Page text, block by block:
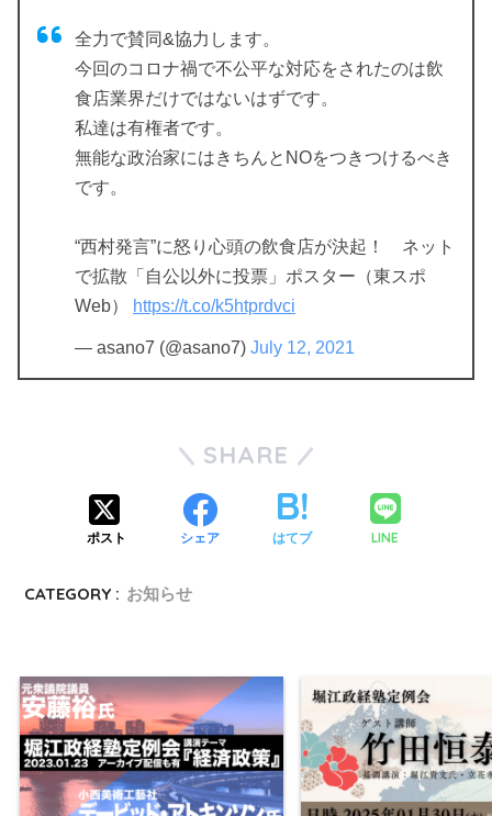
全力で賛同&協力します。
今回のコロナ禍で不公平な対応をされたのは飲
食店業界だけではないはずです。
私達は有権者です。
無能な政治家にはきちんとNOをつきつけるべき
です。
“西村発言”に怒り心頭の飲食店が決起！ ネット
で拡散「自公以外に投票」ポスター（東スポ
Web）
https://t.co/k5htprdvci
— asano7 (@asano7) July 12, 2021
SHARE
ポスト シェア はてブ LINE
CATEGORY : お知らせ